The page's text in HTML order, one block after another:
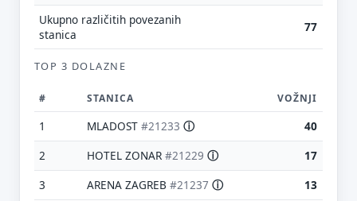
Ukupno različitih povezanih
stanica
77
TOP 3 DOLAZNE
# STANICA VOŽNJI
1 MLADOST #21233 ⓘ
40
2
HOTEL ZONAR #21229 ⓘ
17
3
ARENA ZAGREB #21237 ⓘ 13
Ne moraš upisati e-mail — prijedlog možeš poslati i anonimno.